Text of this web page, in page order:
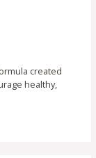
created
healthy,